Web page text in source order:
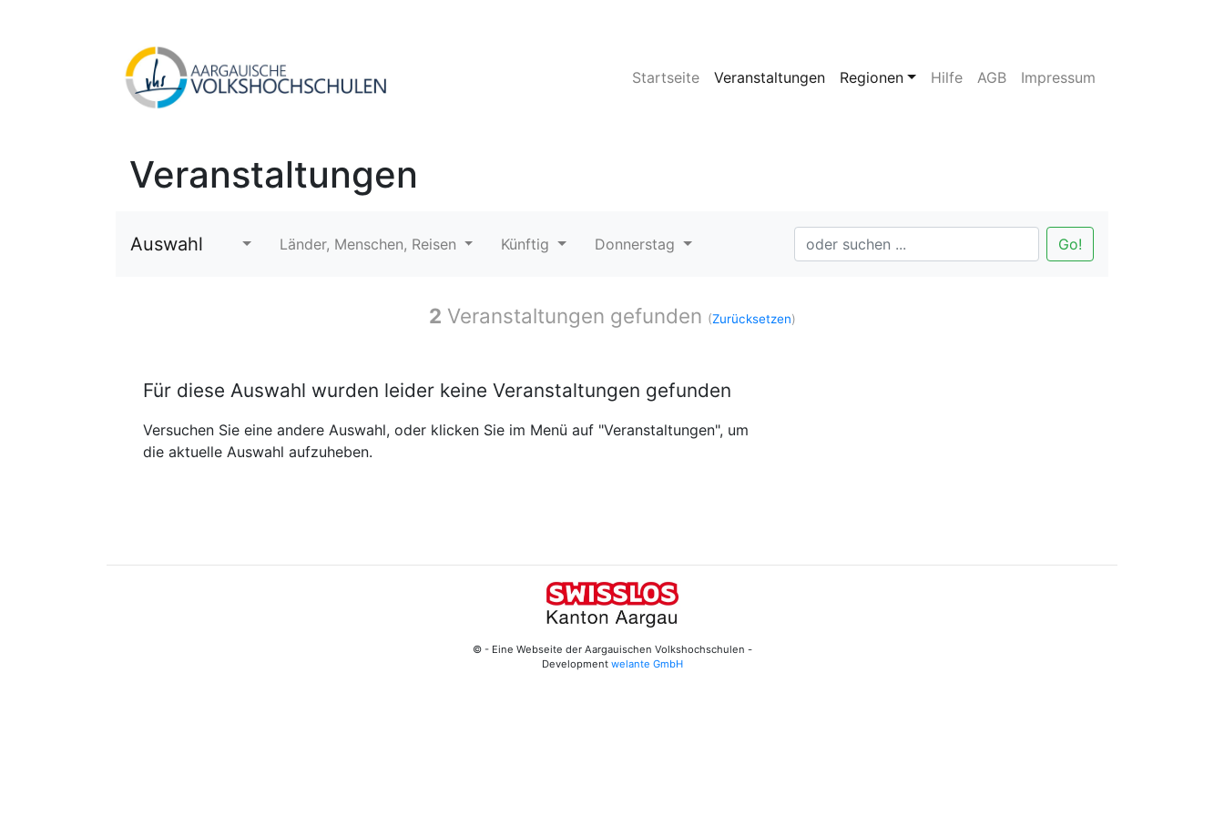
Startseite Veranstaltungen Regionen Hilfe AGB Impressum
Veranstaltungen
Auswahl Länder, Menschen, Reisen Künftig Donnerstag Go!
2 Veranstaltungen gefunden (Zurücksetzen)
Für diese Auswahl wurden leider keine Veranstaltungen gefunden
Versuchen Sie eine andere Auswahl, oder klicken Sie im Menü auf "Veranstaltungen", um
die aktuelle Auswahl aufzuheben.
© - Eine Webseite der Aargauischen Volkshochschulen -
Development welante GmbH